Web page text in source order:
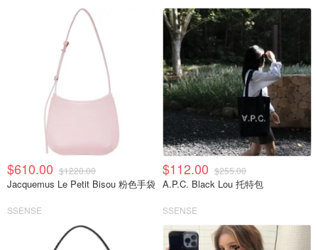
$610.00 $1220.00
Jacquemus Le Petit Bisou 粉色手袋
SSENSE
$112.00 $255.00
A.P.C. Black Lou 托特包
SSENSE